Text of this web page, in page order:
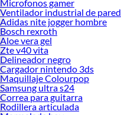
Microfonos gamer
Ventilador industrial de pared
Adidas nite jogger hombre
Bosch rexroth
Aloe vera gel
Zte v40 vita
Delineador negro
Cargador nintendo 3ds
Maquillaje Colourpop
Samsung ultra s24
Correa para guitarra
Rodillera articulada